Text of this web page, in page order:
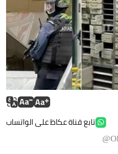
تابع قناة عكاظ على الواتساب